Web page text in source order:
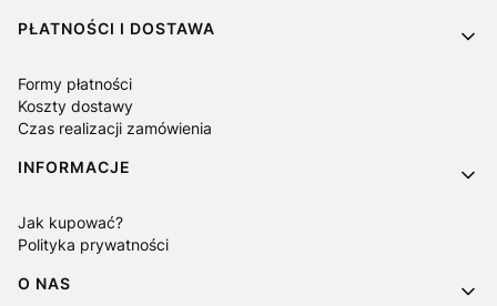
PŁATNOŚCI I DOSTAWA
Formy płatności
Koszty dostawy
Czas realizacji zamówienia
INFORMACJE
Jak kupować?
Polityka prywatności
O NAS